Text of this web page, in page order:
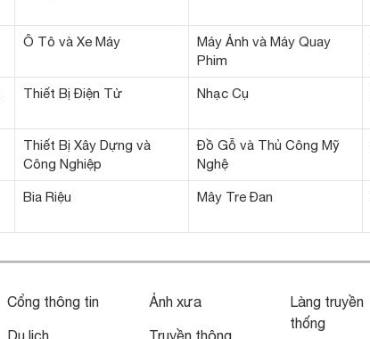
Ô Tô và Xe Máy
Máy Ảnh và Máy Quay
Phim
Thiết Bị Điện Tử Nhạc Cụ
Thiết Bị Xây Dựng và
Công Nghiệp
Đồ Gỗ và Thủ Công Mỹ
Nghệ
Bia Riệu Mây Tre Đan
Cổng thông tin
Du lịch
Ảnh xưa
Truyền thông
Làng truyền
thống